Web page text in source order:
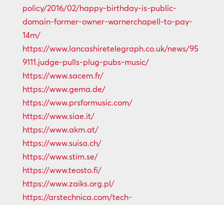
policy/2016/02/happy-birthday-is-public-
domain-former-owner-warnerchapell-to-pay-
14m/
https://www.lancashiretelegraph.co.uk/news/95
9111.judge-pulls-plug-pubs-music/
https://www.sacem.fr/
https://www.gema.de/
https://www.prsformusic.com/
https://www.siae.it/
https://www.akm.at/
https://www.suisa.ch/
https://www.stim.se/
https://www.teosto.fi/
https://www.zaiks.org.pl/
https://arstechnica.com/tech-